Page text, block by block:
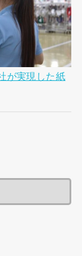
が実現した紙